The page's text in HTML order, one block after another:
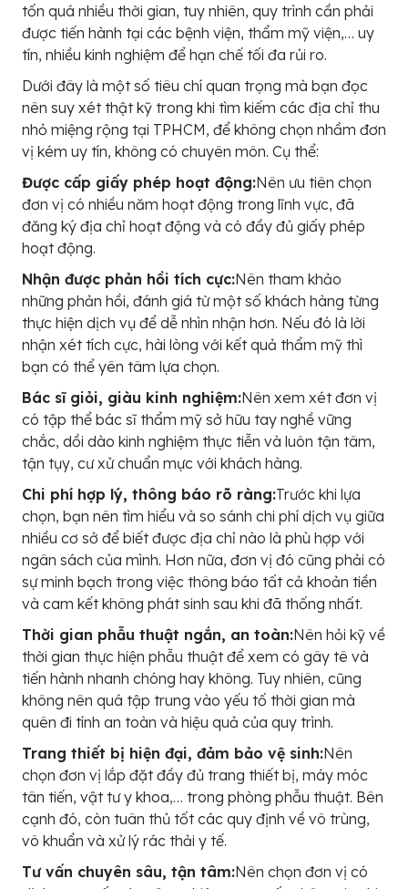
tốn quá nhiều thời gian, tuy nhiên, quy trình cần phải
được tiến hành tại các bệnh viện, thẩm mỹ viện,… uy
tín, nhiều kinh nghiệm để hạn chế tối đa rủi ro.
Dưới đây là một số tiêu chí quan trọng mà bạn đọc
nên suy xét thật kỹ trong khi tìm kiếm các địa chỉ thu
nhỏ miệng rộng tại TPHCM, để không chọn nhầm đơn
vị kém uy tín, không có chuyên môn. Cụ thể:
Được cấp giấy phép hoạt động:Nên ưu tiên chọn
đơn vị có nhiều năm hoạt động trong lĩnh vực, đã
đăng ký địa chỉ hoạt động và có đầy đủ giấy phép
hoạt động.
Nhận được phản hồi tích cực:Nên tham khảo
những phản hồi, đánh giá từ một số khách hàng từng
thực hiện dịch vụ để dễ nhìn nhận hơn. Nếu đó là lời
nhận xét tích cực, hài lòng với kết quả thẩm mỹ thì
bạn có thể yên tâm lựa chọn.
Bác sĩ giỏi, giàu kinh nghiệm:Nên xem xét đơn vị
có tập thể bác sĩ thẩm mỹ sở hữu tay nghề vững
chắc, dồi dào kinh nghiệm thực tiễn và luôn tận tâm,
tận tụy, cư xử chuẩn mực với khách hàng.
Chi phí hợp lý, thông báo rõ ràng:Trước khi lựa
chọn, bạn nên tìm hiểu và so sánh chi phí dịch vụ giữa
nhiều cơ sở để biết được địa chỉ nào là phù hợp với
ngân sách của mình. Hơn nữa, đơn vị đó cũng phải có
sự minh bạch trong việc thông báo tất cả khoản tiền
và cam kết không phát sinh sau khi đã thống nhất.
Thời gian phẫu thuật ngắn, an toàn:Nên hỏi kỹ về
thời gian thực hiện phẫu thuật để xem có gây tê và
tiến hành nhanh chóng hay không. Tuy nhiên, cũng
không nên quá tập trung vào yếu tố thời gian mà
quên đi tính an toàn và hiệu quả của quy trình.
Trang thiết bị hiện đại, đảm bảo vệ sinh:Nên
chọn đơn vị lắp đặt đầy đủ trang thiết bị, máy móc
tân tiến, vật tư y khoa,… trong phòng phẫu thuật. Bên
cạnh đó, còn tuân thủ tốt các quy định về vô trùng,
vô khuẩn và xử lý rác thải y tế.
Tư vấn chuyên sâu, tận tâm:Nên chọn đơn vị có